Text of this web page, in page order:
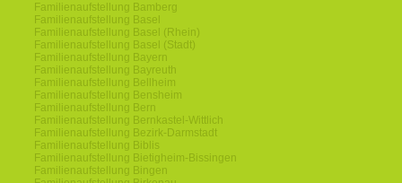
Familienaufstellung Bamberg
Familienaufstellung Basel
Familienaufstellung Basel (Rhein)
Familienaufstellung Basel (Stadt)
Familienaufstellung Bayern
Familienaufstellung Bayreuth
Familienaufstellung Bellheim
Familienaufstellung Bensheim
Familienaufstellung Bern
Familienaufstellung Bernkastel-Wittlich
Familienaufstellung Bezirk-Darmstadt
Familienaufstellung Biblis
Familienaufstellung Bietigheim-Bissingen
Familienaufstellung Bingen